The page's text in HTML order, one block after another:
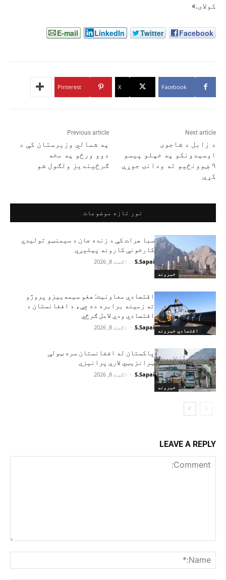
کولای.»
Facebook
Twitter
LinkedIn
E-mail
Facebook
X
Pinterest
Previous article
په شمالي وزیرستان کې د
دوو ورځو په مخه
ګرځیندیز ولګول شو
Next article
د زابل د شاجوی
اوسېدونکو په خپلو پیسو
۹ ښوونځیو ته ودانۍ جوړې
کړې
نور تازه موضوعات
خبرونه
سبا هرات کې د زنده جان د سیمنټو تولیدي
کارخونې کارونه پیلېږي
S.Sapai
- اګست 8, 2026
اقتصادي خبرونه
اقتصادي معاونیت: هغو سیمه‌ییزو پروژو
ته زمینه برابره ده چې، د افغانستان د
اقتصادي ودې لامل ګرځي
S.Sapai
- اګست 8, 2026
خبرونه
پاکستان له افغانستان سره ټولې
ټرانزیټي لارې پرانېزي
S.Sapai
- اګست 8, 2026
LEAVE A REPLY